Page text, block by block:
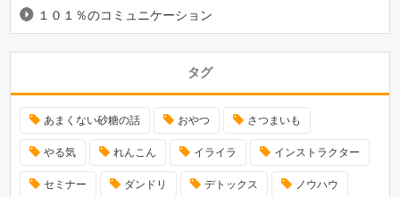
１０１％のコミュニケーション
タグ
あまくない砂糖の話 おやつ さつまいも
やる気 れんこん イライラ インストラクター
セミナー ダンドリ デトックス ノウハウ